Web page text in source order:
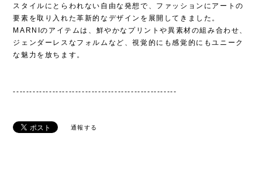
スタイルにとらわれない自由な発想で、ファッションにアートの
要素を取り入れた革新的なデザインを展開してきました。
MARNIのアイテムは、鮮やかなプリントや異素材の組み合わせ、
ジェンダーレスなフォルムなど、視覚的にも感覚的にもユニーク
な魅力を放ちます。
--------------------------------------------------
通報する